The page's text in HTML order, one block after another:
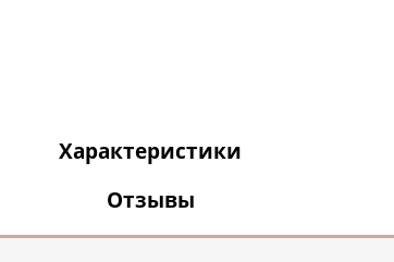
Характеристики
Отзывы